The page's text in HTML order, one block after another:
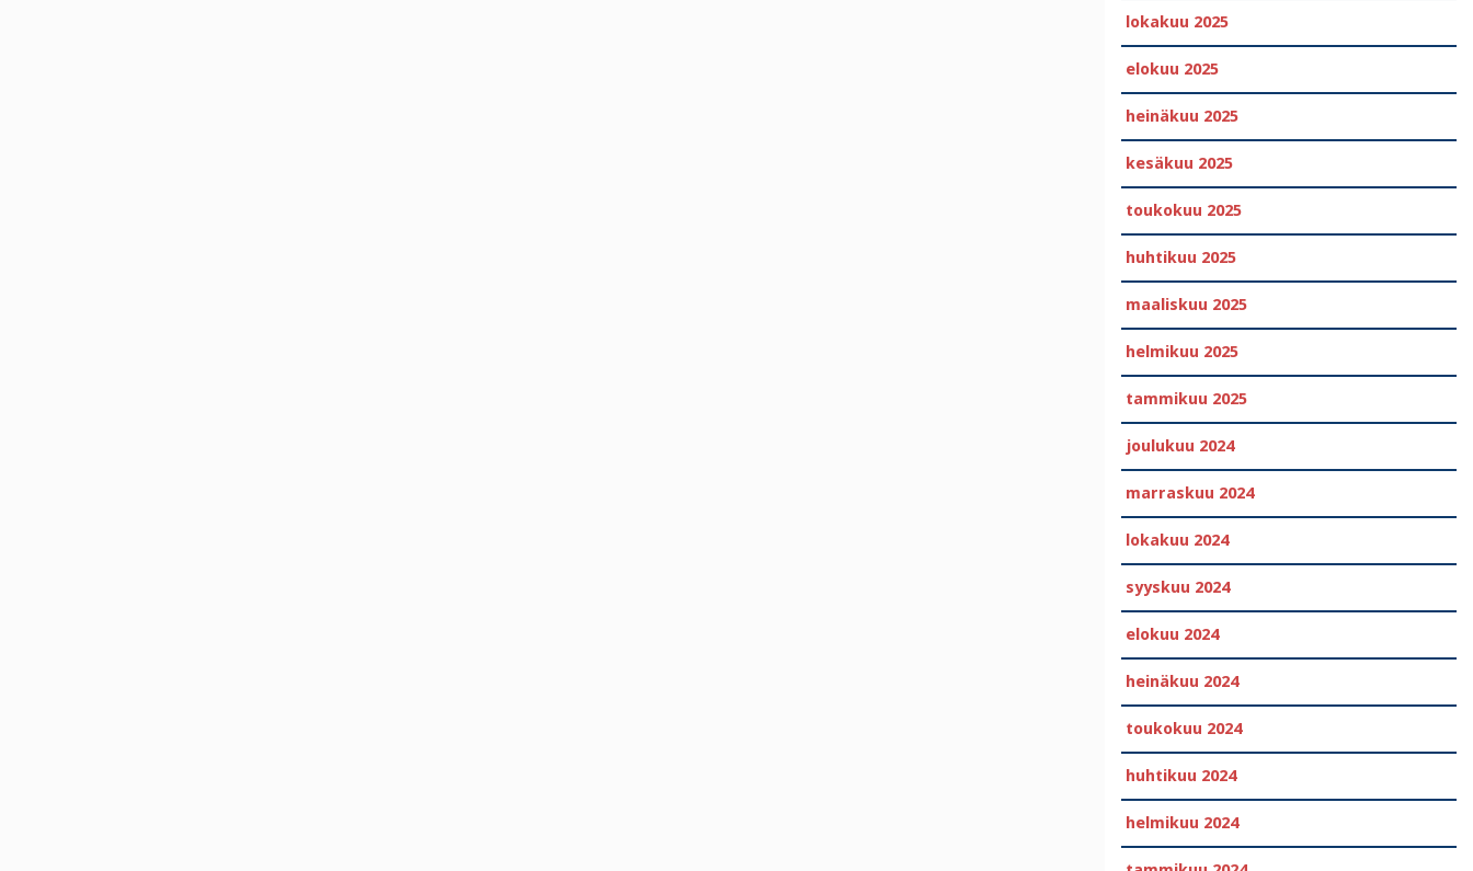
lokakuu 2025
elokuu 2025
heinäkuu 2025
kesäkuu 2025
toukokuu 2025
huhtikuu 2025
maaliskuu 2025
helmikuu 2025
tammikuu 2025
joulukuu 2024
marraskuu 2024
lokakuu 2024
syyskuu 2024
elokuu 2024
heinäkuu 2024
toukokuu 2024
huhtikuu 2024
helmikuu 2024